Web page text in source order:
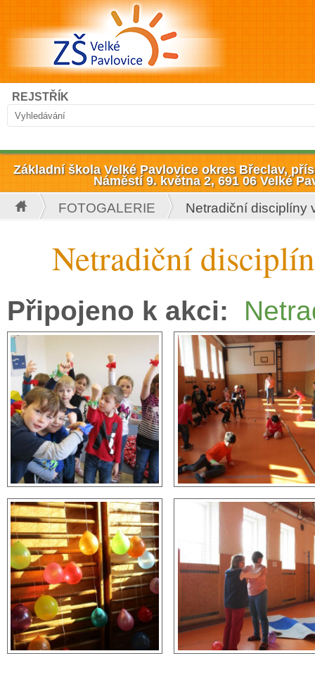
Přejít k hlavnímu obsahu
Vyhledávání
Hledat
REJSTŘÍK
Základní škola Velké Pavlovice okres Břeclav,
Náměstí 9. května 2, 691 06 Velké
Jste zde
FOTOGALERIE Netradiční disciplíny
Netradiční
Připojeno k akci: